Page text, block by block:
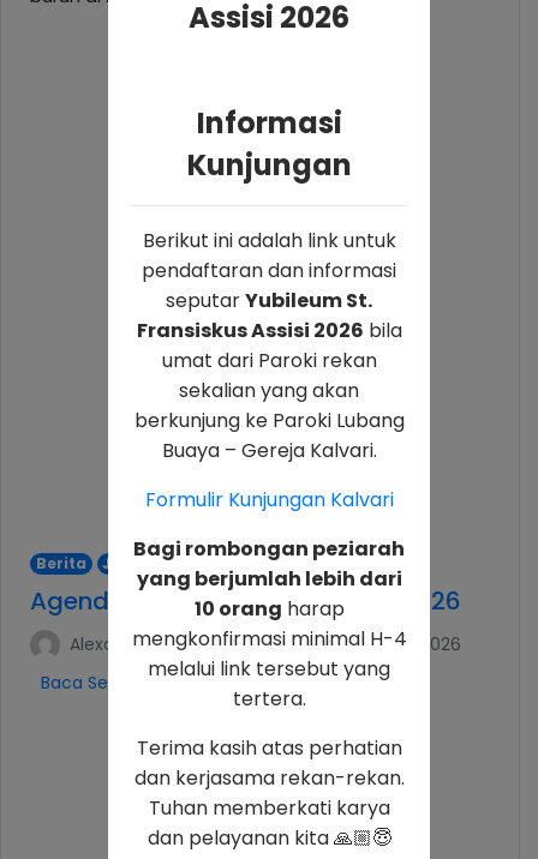
Berita Jadwal
Agenda Pra-Paskah & Paskah 2026
Alexander Hadwinning Arso • February 12, 2026
Baca Selengkapnya »
Assisi 2026
Informasi
Kunjungan
Berikut ini adalah link untuk
pendaftaran dan informasi
seputarYubileum St.
Fransiskus Assisi 2026 bila
umat dari Paroki rekan
sekalian yang akan
berkunjung ke Paroki Lubang
Buaya – Gereja Kalvari.
Formulir Kunjungan Kalvari
Bagi rombongan peziarah
yang berjumlah lebih dari
10 orang harap
mengkonfirmasi minimal H-4
melalui link tersebut yang
tertera.
Terima kasih atas perhatian
dan kerjasama rekan-rekan.
Tuhan memberkati karya
dan pelayanan kita 🙏🏼😇